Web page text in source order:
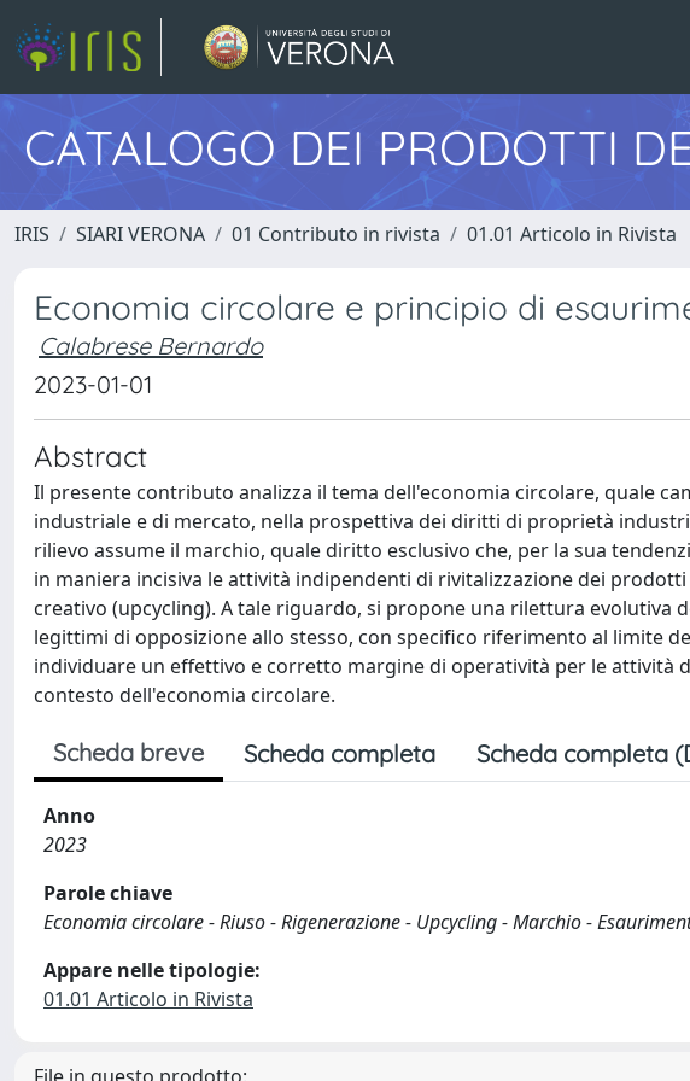
CATALOGO DEI PRODOTTI
IRIS SIARI VERONA 01 Contributo in rivista 01.01 Articolo in Rivista
Economia circolare e principio di
Calabrese Bernardo
2023-01-01
Abstract
Il presente contributo analizza il tema dell'economia circolare, quale
industriale e di mercato, nella prospettiva dei diritti di proprietà
rilievo assume il marchio, quale diritto esclusivo che, per la sua
in maniera incisiva le attività indipendenti di rivitalizzazione dei
creativo (upcycling). A tale riguardo, si propone una rilettura evolutiva
legittimi di opposizione allo stesso, con specifico riferimento al limite
individuare un effettivo e corretto margine di operatività per le attività
contesto dell'economia circolare.
Scheda breve Scheda completa Scheda completa
Anno
2023
Parole chiave
Economia circolare - Riuso - Rigenerazione - Upcycling - Marchio -
Appare nelle tipologie:
01.01 Articolo in Rivista